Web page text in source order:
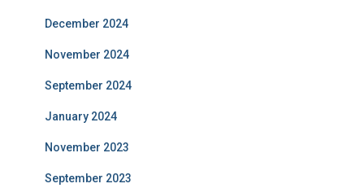
December 2024
November 2024
September 2024
January 2024
November 2023
September 2023